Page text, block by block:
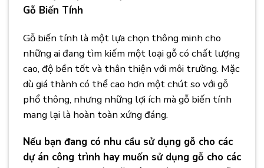
Gỗ Biến Tính
Gỗ biến tính là một lựa chọn thông minh cho
những ai đang tìm kiếm một loại gỗ có chất lượng
cao, độ bền tốt và thân thiện với môi trường. Mặc
dù giá thành có thể cao hơn một chút so với gỗ
phổ thông, nhưng những lợi ích mà gỗ biến tính
mang lại là hoàn toàn xứng đáng.
Nếu bạn đang có nhu cầu sử dụng gỗ cho các
dự án công trình hay muốn sử dụng gỗ cho các